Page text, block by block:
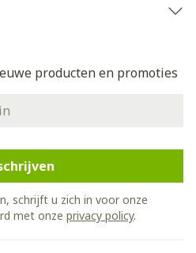
producten en promoties
schrijft u zich in voor onze
met onze privacy policy.